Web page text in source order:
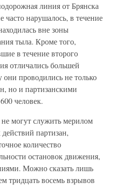
линия от Брянска
нарушалось, в течение
вне зоны
тыла. Кроме того,
в течение второго
отличались большей
проводились не только
но и партизанскими
человек.
могут служить мерилом
партизан,
количество
остановок движения,
Можно сказать лишь
тридцать восемь взрывов